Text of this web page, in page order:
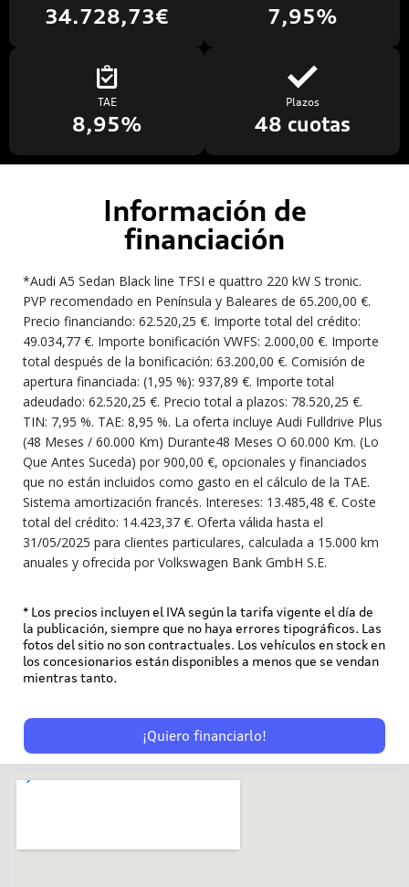
34.728,73€ 7,95%
TAE
8,95%
Plazos
48 cuotas
Información de
financiación
*Audi A5 Sedan Black line TFSI e quattro 220 kW S tronic.
PVP recomendado en Península y Baleares de 65.200,00 €.
Precio financiando: 62.520,25 €. Importe total del crédito:
49.034,77 €. Importe bonificación VWFS: 2.000,00 €. Importe
total después de la bonificación: 63.200,00 €. Comisión de
apertura financiada: (1,95 %): 937,89 €. Importe total
adeudado: 62.520,25 €. Precio total a plazos: 78.520,25 €.
TIN: 7,95 %. TAE: 8,95 %. La oferta incluye Audi Fulldrive Plus
(48 Meses / 60.000 Km) Durante48 Meses O 60.000 Km. (Lo
Que Antes Suceda) por 900,00 €, opcionales y financiados
que no están incluidos como gasto en el cálculo de la TAE.
Sistema amortización francés. Intereses: 13.485,48 €. Coste
total del crédito: 14.423,37 €. Oferta válida hasta el
31/05/2025 para clientes particulares, calculada a 15.000 km
anuales y ofrecida por Volkswagen Bank GmbH S.E.
* Los precios incluyen el IVA según la tarifa vigente el día de
la publicación, siempre que no haya errores tipográficos. Las
fotos del sitio no son contractuales. Los vehículos en stock en
los concesionarios están disponibles a menos que se vendan
mientras tanto.
¡Quiero financiarlo!